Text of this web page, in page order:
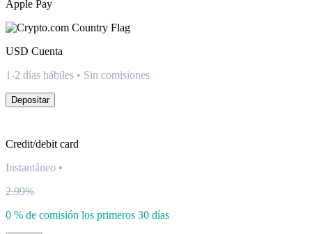
Apple Pay
USD Cuenta
1-2 días hábiles • Sin comisiones
Depositar
Credit/debit card
Instantáneo •
2.99%
0 % de comisión los primeros 30 días